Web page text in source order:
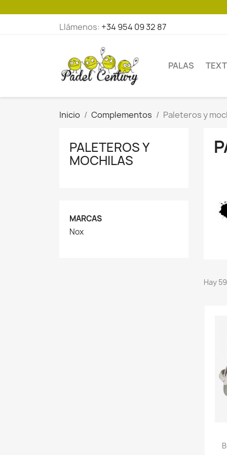
Llámenos: +34 954 09 32 87
PALAS
Inicio Complementos Paleteros y
PALETEROS Y
MOCHILAS
MARCAS
Nox
Hay